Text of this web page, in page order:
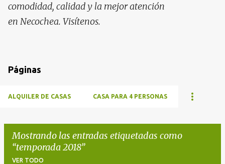
comodidad, calidad y la mejor atención
en Necochea. Visítenos.
Páginas
ALQUILER DE CASAS CASA PARA 4 PERSONAS
Mostrando las entradas etiquetadas como
temporada 2018
VER TODO